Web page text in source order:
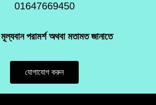
01647669450
পরামর্শ অথবা মতামত জানাতে
যোগাযোগ করুন